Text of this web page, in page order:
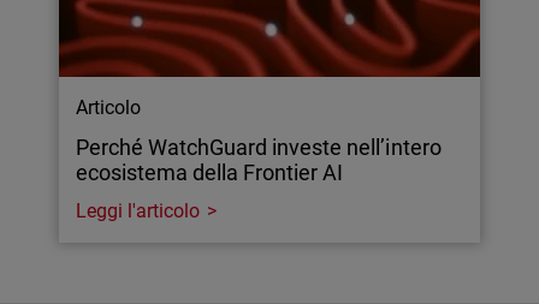
Articolo
Perché WatchGuard investe nell’intero
ecosistema della Frontier AI
Leggi l'articolo